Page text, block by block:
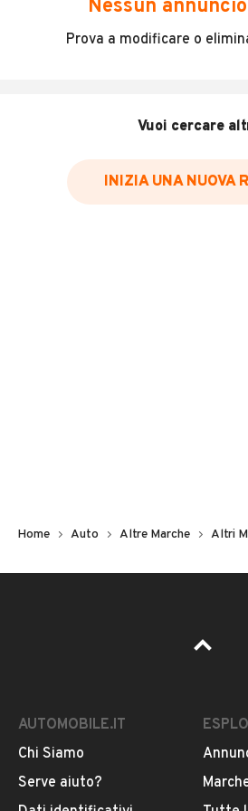
Incidenti in cui è stato
Data e luogo delle revisioni
Inserisci il numero di targa per
Pubblicità
Nessun
Prova a modificare o
Vuoi cercare
INIZIA UNA NUOVA
Home Auto Altre Marche Altri
AUTOMOBILE.IT
Chi Siamo
Serve aiuto?